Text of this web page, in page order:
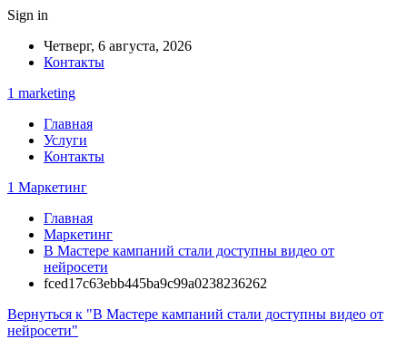
Sign in
Четверг, 6 августа, 2026
Контакты
1 marketing
Главная
Услуги
Контакты
1 Маркетинг
Главная
Маркетинг
В Мастере кампаний стали доступны видео от
нейросети
fced17c63ebb445ba9c99a0238236262
Вернуться к "В Мастере кампаний стали доступны видео от
нейросети"